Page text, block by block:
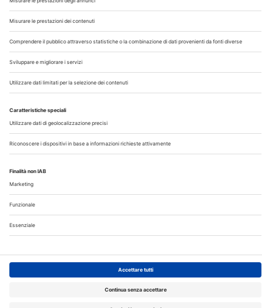
©2026 Edra S.p.a | www.edraspa.it | P.iva 08056040960
| Tel. 02/881841 | Sede legale: Viale Enrico Forlanini 21 -
20134 Milano (Italy)
Registrazione Tribunale di Milano n° 5578/2022 del
5/05/2022